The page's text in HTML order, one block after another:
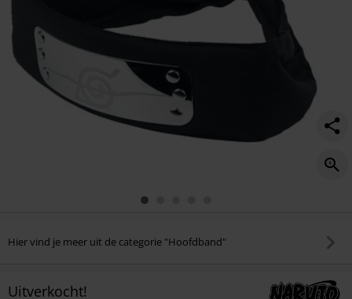
Hier vind je meer uit de categorie "Hoofdband"
Uitverkocht!